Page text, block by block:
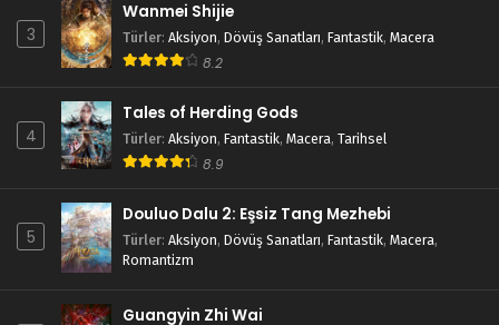
3
Wanmei Shijie
Türler: Aksiyon, Dövüş Sanatları, Fantastik, Macera
8.2
4
Tales of Herding Gods
Türler: Aksiyon, Fantastik, Macera, Tarihsel
8.9
5
Douluo Dalu 2: Eşsiz Tang Mezhebi
Türler: Aksiyon, Dövüş Sanatları, Fantastik, Macera,
Romantizm
Guangyin Zhi Wai